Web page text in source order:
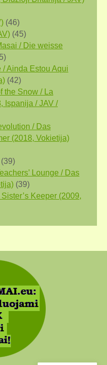
(46)
(45)
/ Die weisse
/ Ainda Estou Aqui
(42)
the Snow / La
Ispanija / JAV /
/ Das
(2018, Vokietija)
(39)
Lounge / Das
(39)
Keeper (2009,